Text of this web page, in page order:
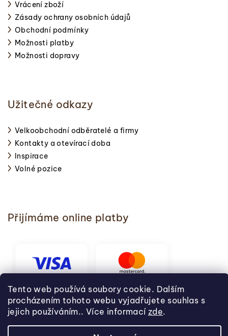
Tento web používá soubory cookie. Dalším
procházením tohoto webu vyjadřujete souhlas s
jejich používáním.. Více informací zde.
Vrácení zboží
Zásady ochrany osobních údajů
Obchodní podmínky
Možnosti platby
Možnosti dopravy
Užitečné odkazy
Velkoobchodní odběratelé a firmy
Kontakty a otevírací doba
Inspirace
Volné pozice
Přijímáme online platby